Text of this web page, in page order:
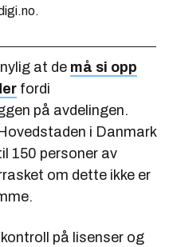
at de må si opp
fordi
på avdelingen.
i Danmark
150 personer av
om dette ikke er
på lisenser og